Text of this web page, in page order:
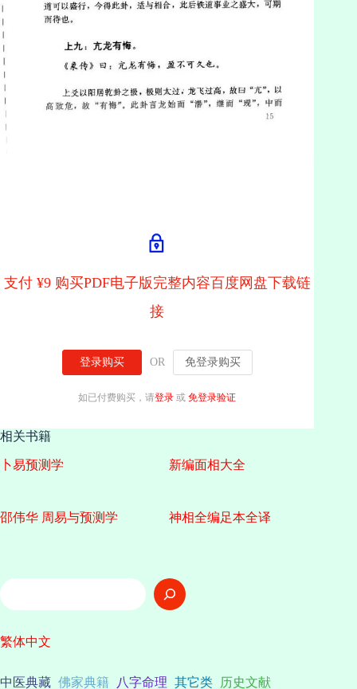
支付 ¥9 购买PDF电子版完整内容百度网盘下载链
接
登录购买 OR 免登录购买
如已付费购买，请登录 或免登录验证
相关书籍
卜易预测学 新编面相大全
邵伟华 周易与预测学 神相全编足本全译
搜
索
繁体中文
中医典藏 佛家典籍 八字命理 其它类 历史文献